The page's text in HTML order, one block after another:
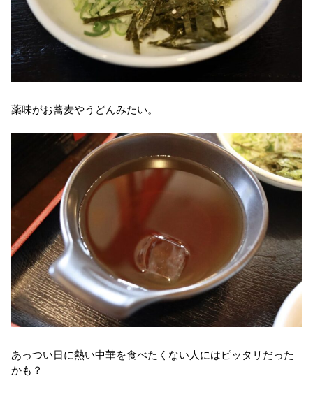
薬味がお蕎麦やうどんみたい。
あっつい日に熱い中華を食べたくない人にはピッタリだった
かも？